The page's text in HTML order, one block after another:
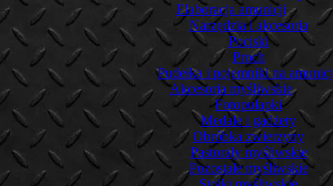
Elaboracja amunicji
Narzędzia i akcesoria
Pociski
Proch
Pudełka i pojemniki na
Akcesoria myśliwskie
Fotopułapki
Medale i gadżety
Obróbka zwierzyny
Pastorały myśliwskie
Pozostałe myśliwskie